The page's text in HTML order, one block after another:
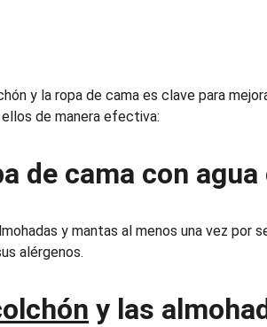
y la ropa de cama es clave para
de manera efectiva:
de cama con
y mantas al menos una vez por
alérgenos.
y las